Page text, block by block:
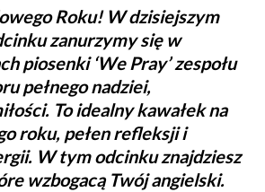
Roku! W dzisiejszym
zanurzymy się w
piosenki ‘We Pray’ zespołu
pełnego nadziei,
To idealny kawałek na
roku, pełen refleksji i
W tym odcinku znajdziesz
wzbogacą Twój angielski.